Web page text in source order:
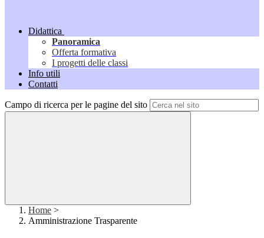
Didattica
Panoramica
Offerta formativa
I progetti delle classi
Info utili
Contatti
Campo di ricerca per le pagine del sito
Home >
Amministrazione Trasparente